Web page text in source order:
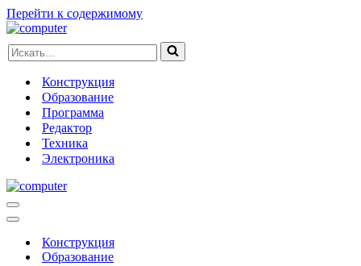
Перейти к содержимому
Искать...
Конструкция
Образование
Программа
Редактор
Техника
Электроника
Меню
навигации
Меню
навигацииКонструкция
Образование